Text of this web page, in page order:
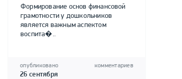
Формирование основ финансовой
грамотности у дошкольников
является важным аспектом
воспита�..
опубликовано
26 сентября
комментариев